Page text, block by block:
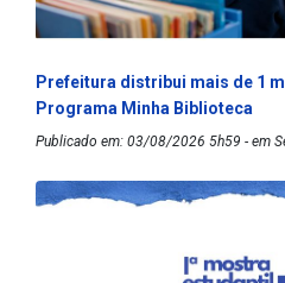
Prefeitura distribui mais de 1
Programa Minha Biblioteca
Publicado em: 03/08/2026 5h59 - em